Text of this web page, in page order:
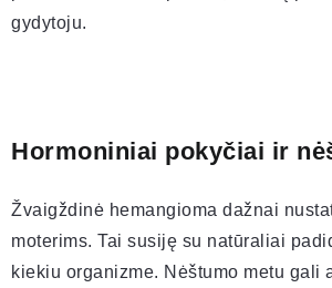
gydytoju.
Hormoniniai pokyčiai ir
Žvaigždinė hemangioma dažnai
moterims. Tai susiję su natūraliai
kiekiu organizme. Nėštumo metu gali